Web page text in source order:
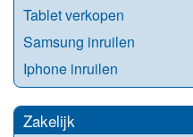
Tablet verkopen
Samsung inruilen
Iphone inruilen
Zakelijk